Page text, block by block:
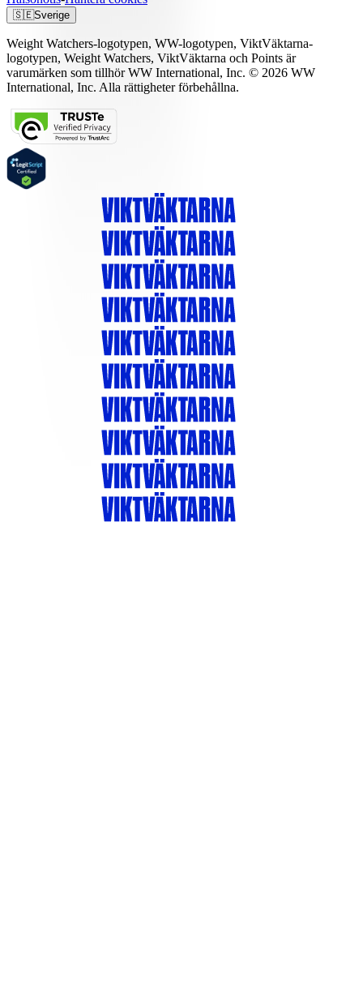
🇸🇪Sverige
Weight Watchers-logotypen, WW-logotypen, ViktVäktarna-
logotypen, Weight Watchers, ViktVäktarna och Points är
varumärken som tillhör WW International, Inc. © 2026 WW
International, Inc. Alla rättigheter förbehållna.